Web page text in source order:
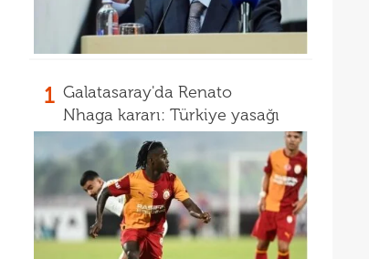
1 Galatasaray'da Renato
Nhaga kararı: Türkiye yasağı